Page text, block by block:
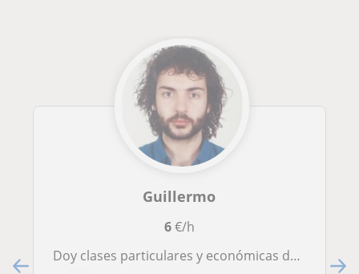
Guillermo
6€/h
Doy clases particulares y económicas de inglés y/o filosofía en Oviedo